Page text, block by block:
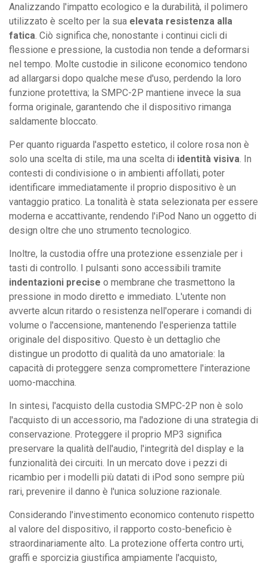
Analizzando l'impatto ecologico e la durabilità, il polimero
utilizzato è scelto per la sua elevata resistenza alla
fatica . Ciò significa che, nonostante i continui cicli di
flessione e pressione, la custodia non tende a deformarsi
nel tempo. Molte custodie in silicone economico tendono
ad allargarsi dopo qualche mese d'uso, perdendo la loro
funzione protettiva; la SMPC-2P mantiene invece la sua
forma originale, garantendo che il dispositivo rimanga
saldamente bloccato.
Per quanto riguarda l'aspetto estetico, il colore rosa non è
solo una scelta di stile, ma una scelta di identità visiva . In
contesti di condivisione o in ambienti affollati, poter
identificare immediatamente il proprio dispositivo è un
vantaggio pratico. La tonalità è stata selezionata per essere
moderna e accattivante, rendendo l'iPod Nano un oggetto di
design oltre che uno strumento tecnologico.
Inoltre, la custodia offre una protezione essenziale per i
tasti di controllo. I pulsanti sono accessibili tramite
indentazioni precise o membrane che trasmettono la
pressione in modo diretto e immediato. L'utente non
avverte alcun ritardo o resistenza nell'operare i comandi di
volume o l'accensione, mantenendo l'esperienza tattile
originale del dispositivo. Questo è un dettaglio che
distingue un prodotto di qualità da uno amatoriale: la
capacità di proteggere senza compromettere l'interazione
uomo-macchina.
In sintesi, l'acquisto della custodia SMPC-2P non è solo
l'acquisto di un accessorio, ma l'adozione di una strategia di
conservazione. Proteggere il proprio MP3 significa
preservare la qualità dell'audio, l'integrità del display e la
funzionalità dei circuiti. In un mercato dove i pezzi di
ricambio per i modelli più datati di iPod sono sempre più
rari, prevenire il danno è l'unica soluzione razionale.
Considerando l'investimento economico contenuto rispetto
al valore del dispositivo, il rapporto costo-beneficio è
straordinariamente alto. La protezione offerta contro urti,
graffi e sporcizia giustifica ampiamente l'acquisto,